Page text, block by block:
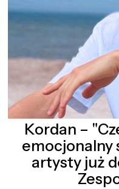
Kordan –
emocjonalny
artysty już